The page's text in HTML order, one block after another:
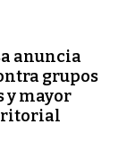
anuncia
grupos
mayor